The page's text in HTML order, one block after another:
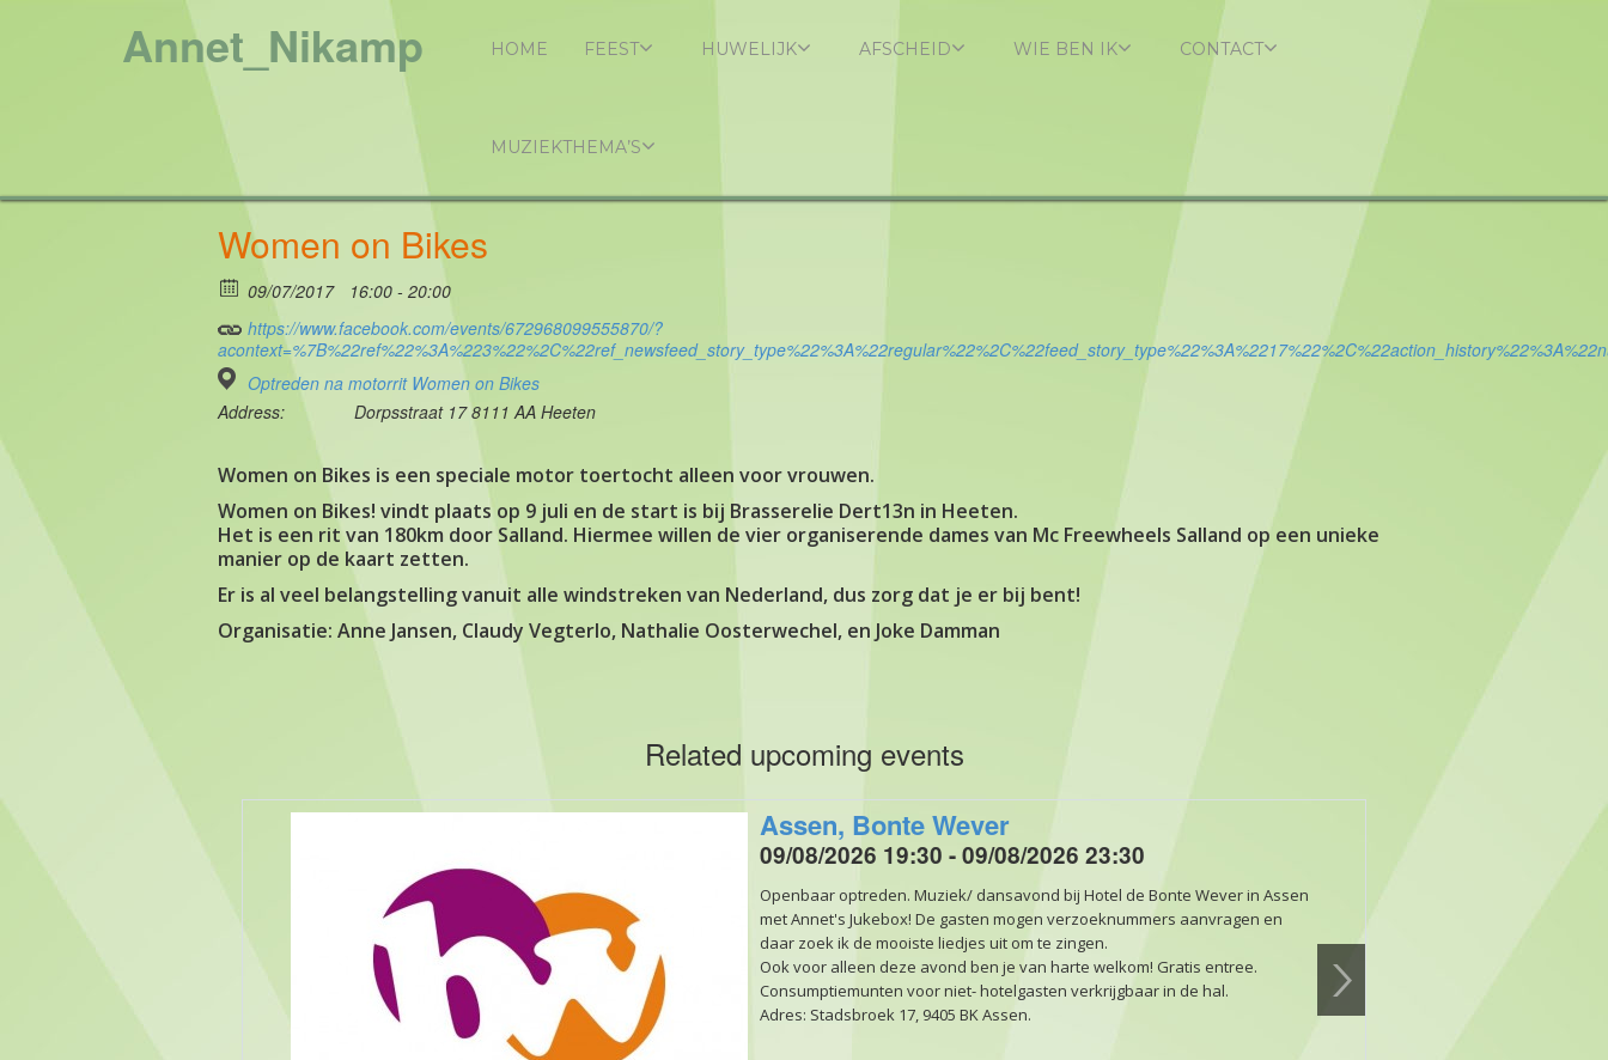
Annet_Nikamp HOME FEEST HUWELIJK AFSCHEID WIE BEN IK CONTACT
MUZIEKTHEMA’S
Women on Bikes
09/07/2017
16:00 - 20:00
https://www.facebook.com/events/672968099555870/?
Optreden na motorrit Women on Bikes
Address:
Dorpsstraat 17 8111 AA Heeten
Women on Bikes is een speciale motor toertocht alleen voor vrouwen.
Women on Bikes! vindt plaats op 9 juli en de start is bij Brasserelie Dert13n in Heeten.
Het is een rit van 180km door Salland. Hiermee willen de vier organiserende dames van Mc Freewheels Salland op een unieke
manier op de kaart zetten.
Er is al veel belangstelling vanuit alle windstreken van Nederland, dus zorg dat je er bij bent!
Organisatie: Anne Jansen, Claudy Vegterlo, Nathalie Oosterwechel, en Joke Damman
Related upcoming events
Assen, Bonte Wever
09/08/2026 19:30 - 09/08/2026 23:30
Openbaar optreden. Muziek/ dansavond bij Hotel de Bonte Wever in Assen
met Annet's Jukebox! De gasten mogen verzoeknummers aanvragen en
daar zoek ik de mooiste liedjes uit om te zingen.
Ook voor alleen deze avond ben je van harte welkom! Gratis entree.
Consumptiemunten voor niet- hotelgasten verkrijgbaar in de hal.
Adres: Stadsbroek 17, 9405 BK Assen.